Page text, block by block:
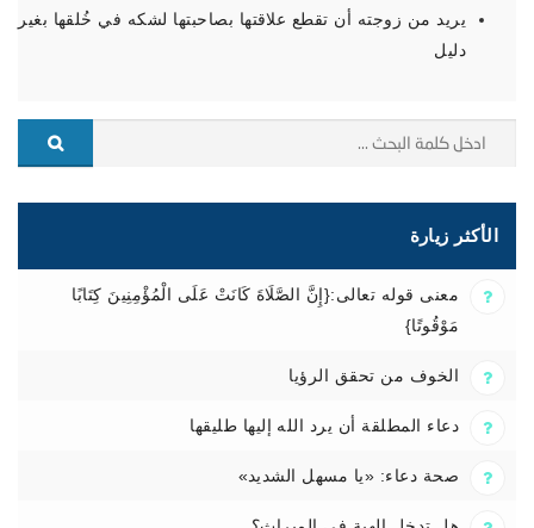
يريد من زوجته أن تقطع علاقتها بصاحبتها لشكه في خُلقها بغير
دليل
الأكثر زيارة
معنى قوله تعالى:{إِنَّ الصَّلَاةَ كَانَتْ عَلَى الْمُؤْمِنِينَ كِتَابًا
مَوْقُوتًا}
الخوف من تحقق الرؤيا
دعاء المطلقة أن يرد الله إليها طليقها
صحة دعاء: «يا مسهل الشديد»